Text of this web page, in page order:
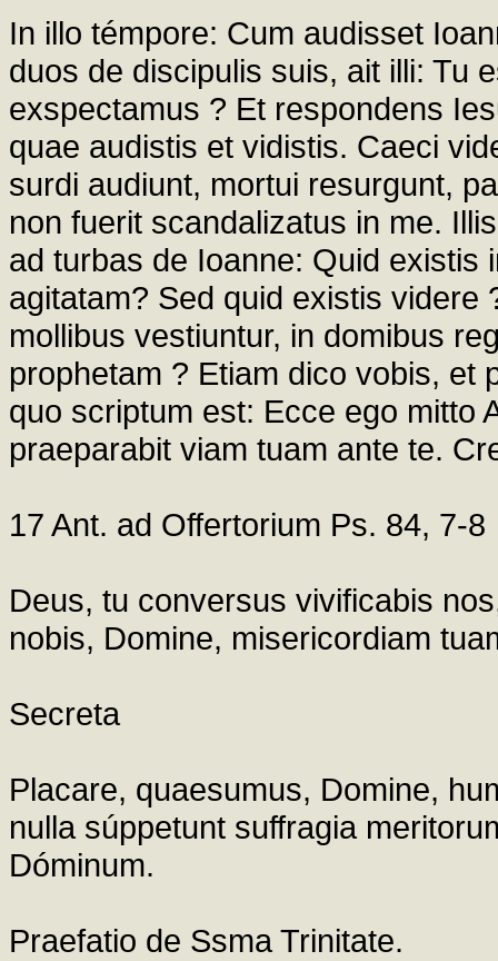
In illo témpore: Cum audisset
duos de discipulis suis, ait illi: Tu
exspectamus ? Et respondens
quae audistis et vidistis. Caeci
surdi audiunt, mortui resurgunt,
non fuerit scandalizatus in me.
ad turbas de Ioanne: Quid existis
agitatam? Sed quid existis videre
mollibus vestiuntur, in domibus
prophetam ? Etiam dico vobis, et
quo scriptum est: Ecce ego mitto
praeparabit viam tuam ante te.
17 Ant. ad Offertorium Ps. 84, 7-8
Deus, tu conversus vivificabis
nobis, Domine, misericordiam
Secreta
Placare, quaesumus, Domine,
nulla súppetunt suffragia
Dóminum.
Praefatio de Ssma Trinitate.